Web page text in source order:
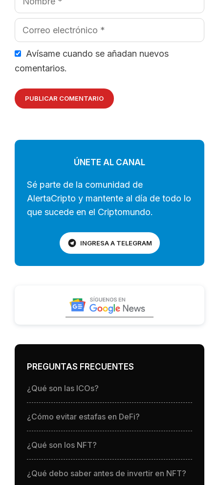
Correo
electrónico
Avísame cuando se añadan nuevos
comentarios.
ÚNETE AL CANAL
Sé parte de la comunidad de
AlertaCripto y mantente al día de todo lo
que sucede en el Criptomundo.
INGRESA A TELEGRAM
PREGUNTAS FRECUENTES
¿Qué son las ICOs?
¿Cómo evitar estafas en DeFi?
¿Qué son los NFT?
¿Qué debo saber antes de invertir en NFT?